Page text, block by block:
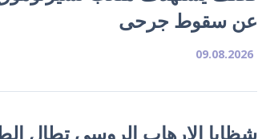
عن سقوط جرحى
09.08.2026
شظايا الإرهاب الروسي تطال